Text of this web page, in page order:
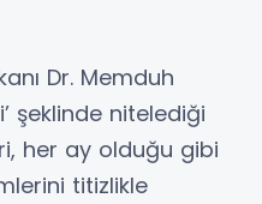
Dr. Memduh
şeklinde nitelediği
her ay olduğu gibi
titizlikle